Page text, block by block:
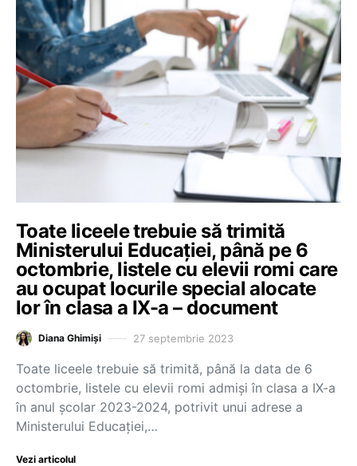
Toate liceele trebuie să trimită
Ministerului Educației, până pe 6
octombrie, listele cu elevii romi care
au ocupat locurile special alocate
lor în clasa a IX-a – document
Diana Ghimiși 27 septembrie 2023
Toate liceele trebuie să trimită, până la data de 6
octombrie, listele cu elevii romi admiși în clasa a IX-a
în anul școlar 2023-2024, potrivit unui adrese a
Ministerului Educației,…
Vezi articolul